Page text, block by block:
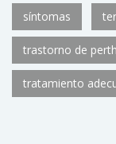
síntomas
trastorno de
tratamiento